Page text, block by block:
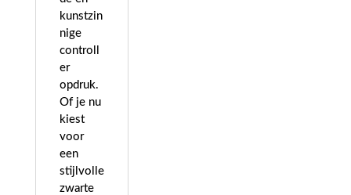
kunstzin
nige
controll
er
opdruk.
Of je nu
kiest
voor
een
stijlvolle
zwarte